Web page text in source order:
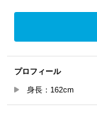
プロフィール
身長：162cm